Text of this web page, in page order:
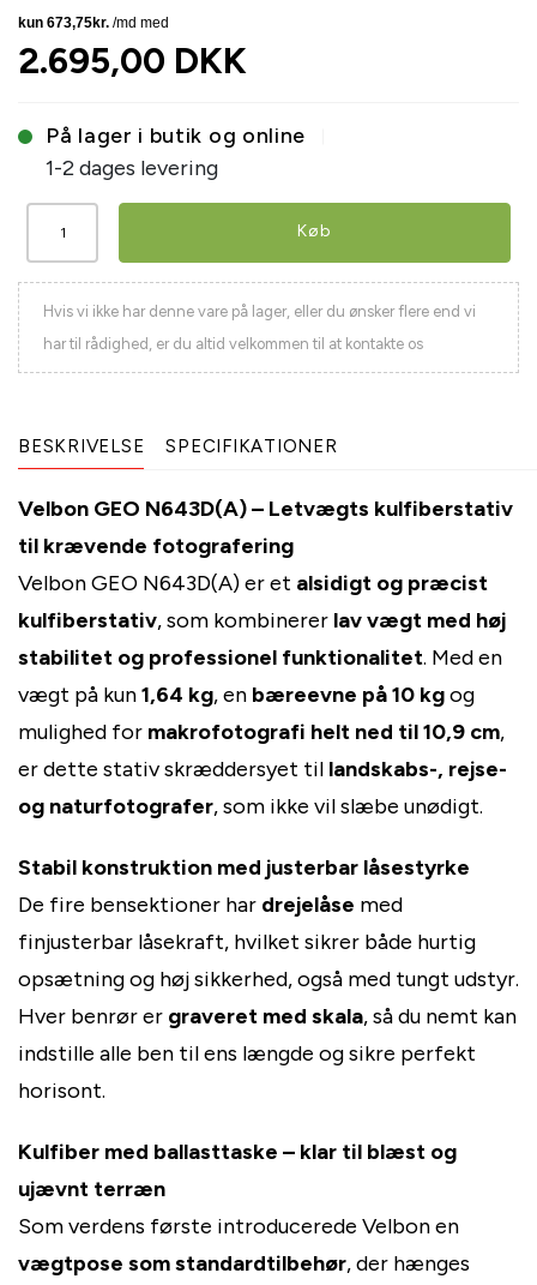
2.695,00 DKK
På lager i butik og online
1-2 dages levering
Køb
Hvis vi ikke har denne vare på lager, eller du ønsker flere end vi
har til rådighed, er du altid velkommen til at kontakte os
BESKRIVELSE SPECIFIKATIONER
Velbon GEO N643D(A) – Letvægts kulfiberstativ
til krævende fotografering
Velbon GEO N643D(A) er et alsidigt og præcist
kulfiberstativ, som kombinerer lav vægt med høj
stabilitet og professionel funktionalitet. Med en
vægt på kun1,64 kg, en bæreevne på 10 kgog
mulighed for makrofotografi helt ned til 10,9 cm,
er dette stativ skræddersyet til landskabs-, rejse-
og naturfotografer, som ikke vil slæbe unødigt.
Stabil konstruktion med justerbar låsestyrke
De fire bensektioner har drejelåse med
finjusterbar låsekraft, hvilket sikrer både hurtig
opsætning og høj sikkerhed, også med tungt udstyr.
Hver benrør er graveret med skala, så du nemt kan
indstille alle ben til ens længde og sikre perfekt
horisont.
Kulfiber med ballasttaske – klar til blæst og
ujævnt terræn
Som verdens første introducerede Velbon en
vægtpose som standardtilbehør, der hænges